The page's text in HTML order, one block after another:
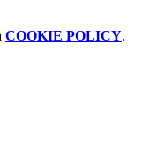
COOKIE POLICY.